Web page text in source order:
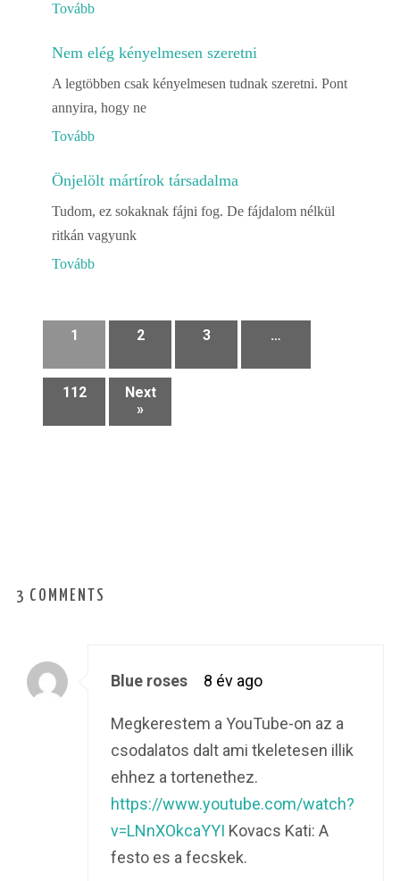
Tovább
Nem elég kényelmesen szeretni
A legtöbben csak kényelmesen tudnak szeretni. Pont
annyira, hogy ne
Tovább
Önjelölt mártírok társadalma
Tudom, ez sokaknak fájni fog. De fájdalom nélkül
ritkán vagyunk
Tovább
1 2 3 …
112
Next
»
3 COMMENTS
Blue roses 8 év ago
Megkerestem a YouTube-on az a
csodalatos dalt ami tkeletesen illik
ehhez a tortenethez.
https://www.youtube.com/watch?
v=LNnXOkcaYYI Kovacs Kati: A
festo es a fecskek.